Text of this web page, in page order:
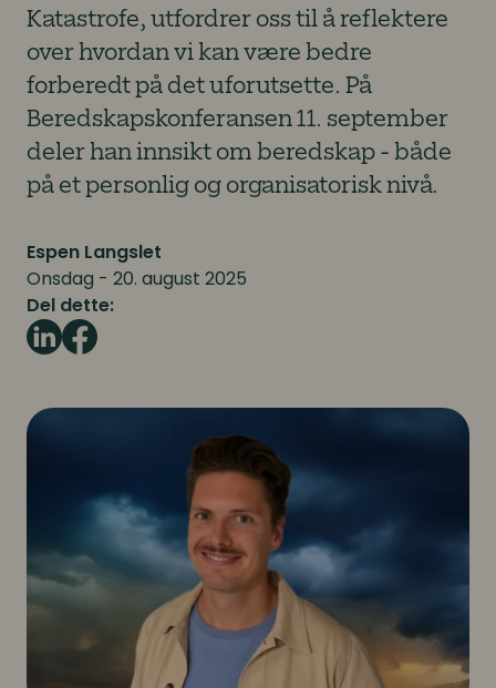
Katastrofe, utfordrer oss til å reflektere
over hvordan vi kan være bedre
forberedt på det uforutsette. På
Beredskapskonferansen 11. september
deler han innsikt om beredskap - både
på et personlig og organisatorisk nivå.
Espen Langslet
Onsdag - 20. august 2025
Del dette: